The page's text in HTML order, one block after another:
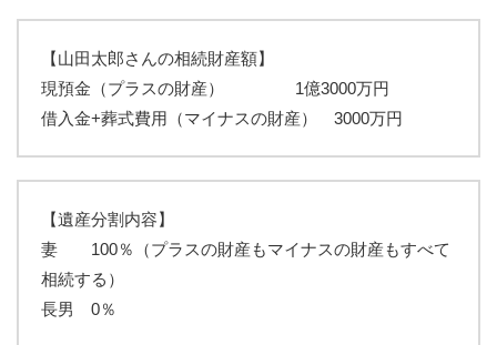
【山田太郎さんの相続財産額】
現預金（プラスの財産） 1億3000万円
借入金+葬式費用（マイナスの財産） 3000万円
【遺産分割内容】
妻 100％（プラスの財産もマイナスの財産もすべて
相続する）
長男 0％